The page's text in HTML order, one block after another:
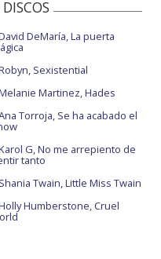
DeMaría, La puerta
Sexistential
Martinez, Hades
Torroja, Se ha acabado el
G, No me arrepiento de
tanto
Shania Twain, Little Miss Twain
Humberstone, Cruel